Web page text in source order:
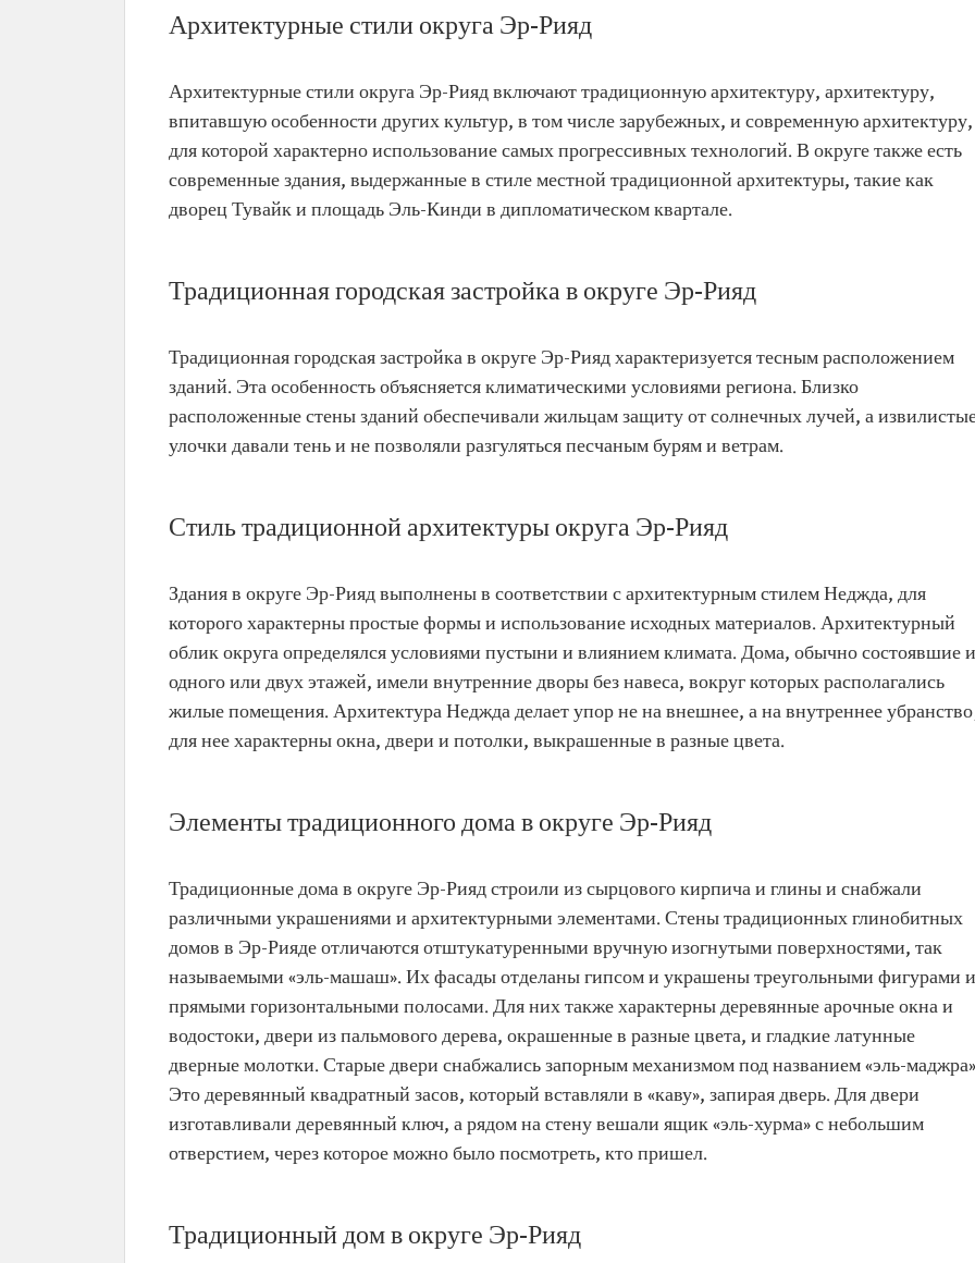
Архитектурные стили округа Эр-Рияд
Архитектурные стили округа Эр-Рияд включают традиционную архитектуру, архитектуру,
впитавшую особенности других культур, в том числе зарубежных, и современную архитектуру,
для которой характерно использование самых прогрессивных технологий. В округе также есть
современные здания, выдержанные в стиле местной традиционной архитектуры, такие как
дворец Тувайк и площадь Эль-Кинди в дипломатическом квартале.
Традиционная городская застройка в округе Эр-Рияд
Традиционная городская застройка в округе Эр-Рияд характеризуется тесным расположением
зданий. Эта особенность объясняется климатическими условиями региона. Близко
расположенные стены зданий обеспечивали жильцам защиту от солнечных лучей, а
улочки давали тень и не позволяли разгуляться песчаным бурям и ветрам.
Стиль традиционной архитектуры округа Эр-Рияд
Здания в округе Эр-Рияд выполнены в соответствии с архитектурным стилем Неджда, для
которого характерны простые формы и использование исходных материалов. Архитектурный
облик округа определялся условиями пустыни и влиянием климата. Дома, обычно состоявшие
одного или двух этажей, имели внутренние дворы без навеса, вокруг которых располагались
жилые помещения. Архитектура Неджда делает упор не на внешнее, а на внутреннее
для нее характерны окна, двери и потолки, выкрашенные в разные цвета.
Элементы традиционного дома в округе Эр-Рияд
Традиционные дома в округе Эр-Рияд строили из сырцового кирпича и глины и снабжали
различными украшениями и архитектурными элементами. Стены традиционных глинобитных
домов в Эр-Рияде отличаются отштукатуренными вручную изогнутыми поверхностями, так
называемыми «эль-машаш». Их фасады отделаны гипсом и украшены треугольными фигурами и
прямыми горизонтальными полосами. Для них также характерны деревянные арочные окна и
водостоки, двери из пальмового дерева, окрашенные в разные цвета, и гладкие латунные
дверные молотки. Старые двери снабжались запорным механизмом под названием «эль-
Это деревянный квадратный засов, который вставляли в «каву», запирая дверь. Для двери
изготавливали деревянный ключ, а рядом на стену вешали ящик «эль-хурма» с небольшим
отверстием, через которое можно было посмотреть, кто пришел.
Традиционный дом в округе Эр-Рияд